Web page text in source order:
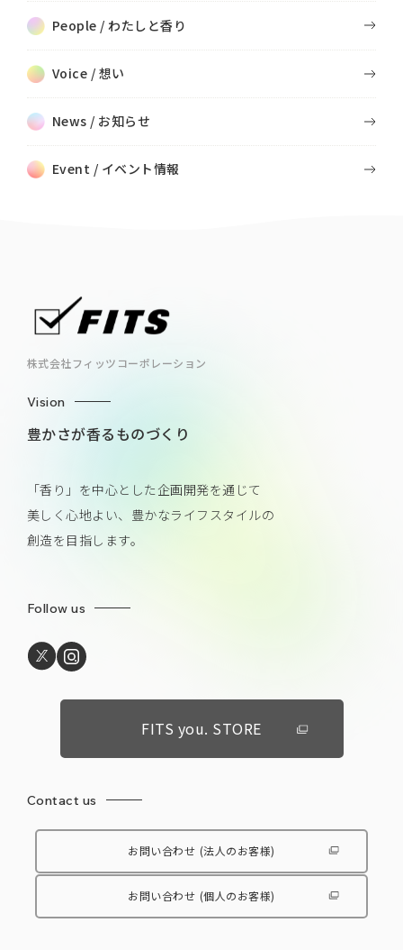
People / わたしと香り
Voice / 想い
News / お知らせ
Event / イベント情報
株式会社フィッツコーポレーション
Vision
豊かさが香るものづくり
「香り」を中心とした企画開発を通じて
美しく心地よい、豊かなライフスタイルの
創造を目指します。
Follow us
FITS you. STORE
Contact us
お問い合わせ (法人のお客様)
お問い合わせ (個人のお客様)